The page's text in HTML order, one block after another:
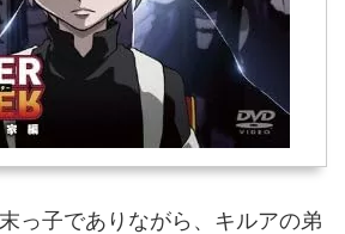
っ子でありながら、キルアの弟